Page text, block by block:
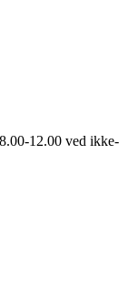
12.00 ved ikke-